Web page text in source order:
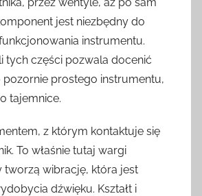
jest niezbędny do
instrumentu.
tych części pozwala docenić
pozornie prostego instrumentu,
tajemnice.
z którym kontaktuje się
To właśnie tutaj wargi
tworzą wibrację, która jest
dźwięku. Kształt i